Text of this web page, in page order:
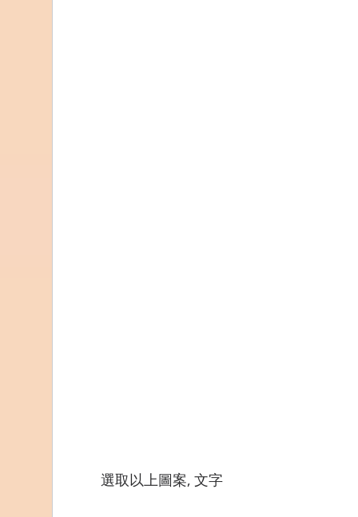
選取以上圖案, 文字